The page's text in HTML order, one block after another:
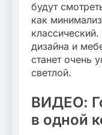
будут
как
дизайна и
станет очень
светлой.
ВИДЕО:
в одной